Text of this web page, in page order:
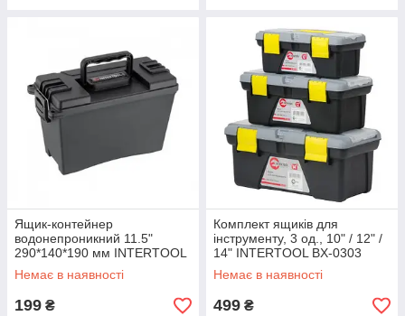
Ящик-контейнер
водонепроникний 11.5"
290*140*190 мм INTERTOOL
BX-0290
Немає в наявності
199 ₴
Комплект ящиків для
інструменту, 3 од., 10" / 12" /
14" INTERTOOL BX-0303
Немає в наявності
499 ₴